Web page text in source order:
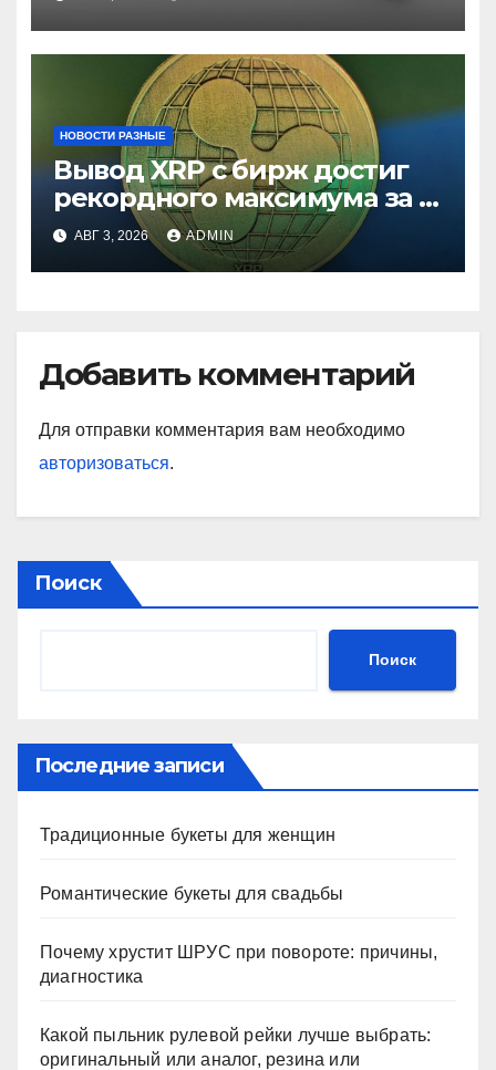
НОВОСТИ РАЗНЫЕ
Вывод XRP с бирж достиг
рекордного максимума за 5
летАВГ 3, 2026 ADMIN
Добавить комментарий
Для отправки комментария вам необходимо
авторизоваться.
Поиск
Поиск
Последние записи
Традиционные букеты для женщин
Романтические букеты для свадьбы
Почему хрустит ШРУС при повороте: причины,
диагностика
Какой пыльник рулевой рейки лучше выбрать:
оригинальный или аналог, резина или